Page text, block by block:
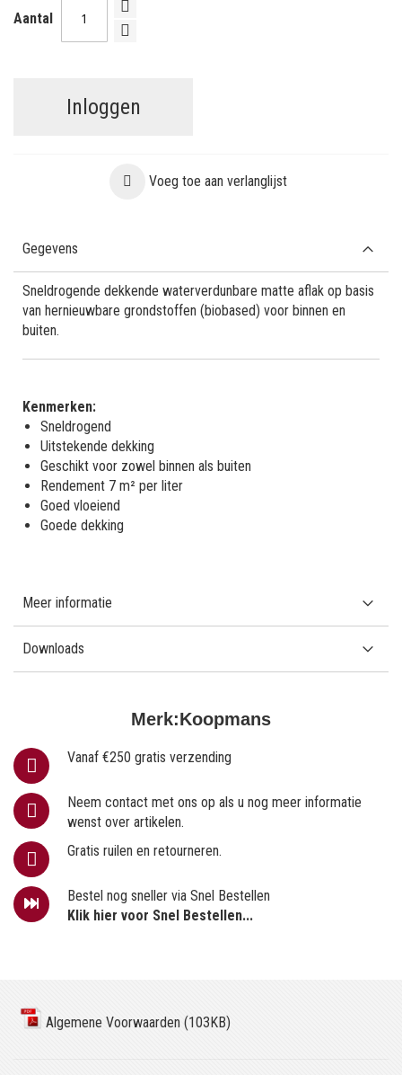
Aantal
Inloggen
Voeg toe aan verlanglijst
Merk:Koopmans
Vanaf €250 gratis verzending
Neem contact met ons op als u nog meer informatie
wenst over artikelen.
Gratis ruilen en retourneren.
Bestel nog sneller via Snel Bestellen
Klik hier voor Snel Bestellen...
Gegevens
Sneldrogende dekkende waterverdunbare matte aflak op basis
van hernieuwbare grondstoffen (biobased) voor binnen en
buiten.
Kenmerken:
Sneldrogend
Uitstekende dekking
Geschikt voor zowel binnen als buiten
Rendement 7 m² per liter
Goed vloeiend
Goede dekking
Meer informatie
Downloads
Algemene Voorwaarden (103KB)